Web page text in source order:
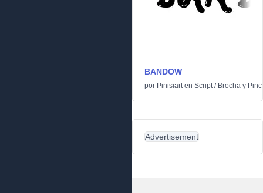
BANDOW
por Pinisiarten Script/ Brocha y
Advertisement